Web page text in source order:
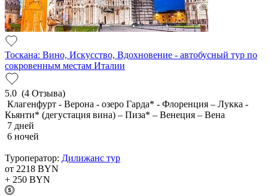
Тоскана: Вино, Искусство, Вдохновение - автобусный тур по
сокровенным местам Италии
5.0 (4 Отзыва)
Клагенфурт - Верона - озеро Гарда* - Флоренция – Лукка -
Кьянти* (дегустация вина) – Пиза* – Венеция – Вена
7 дней
6 ночей
Туроператор: Дилижанс тур
от 2218 BYN
+ 250 BYN